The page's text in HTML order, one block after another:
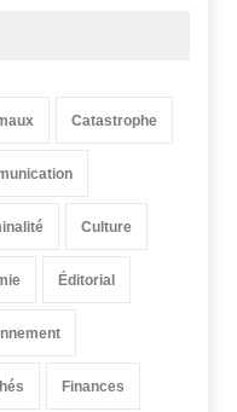
Catastrophe
Culture
Éditorial
Finances